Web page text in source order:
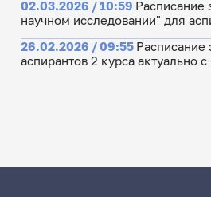
02.03.2026 / 10:59 Расписание
научном исследовании" для
26.02.2026 / 09:55 Расписание
аспирантов 2 курса актуально